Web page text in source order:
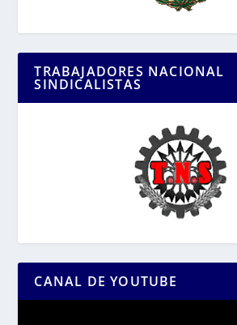
TRABAJADORES NACIONAL
SINDICALISTAS
CANAL DE YOUTUBE